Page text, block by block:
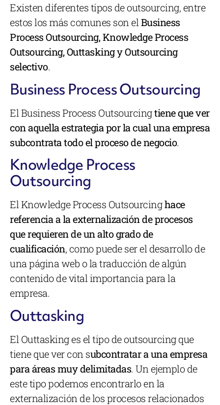
Existen diferentes tipos de outsourcing, entre
estos los más comunes son elBusiness
Process Outsourcing, Knowledge Process
Outsourcing, Outtasking y Outsourcing
selectivo.
Business Process Outsourcing
El Business Process Outsourcingtiene que ver
con aquella estrategia por la cual una empresa
subcontrata todo el proceso de negocio.
Knowledge Process
Outsourcing
El Knowledge Process Outsourcinghace
referencia a la externalización de procesos
que requieren de un alto grado de
cualificación, como puede ser el desarrollo de
una página web o la traducción de algún
contenido de vital importancia para la
empresa.
Outtasking
El Outtasking es el tipo de outsourcing que
tiene que ver con subcontratar a una empresa
para áreas muy delimitadas. Un ejemplo de
este tipo podemos encontrarlo en la
externalización de los procesos relacionados